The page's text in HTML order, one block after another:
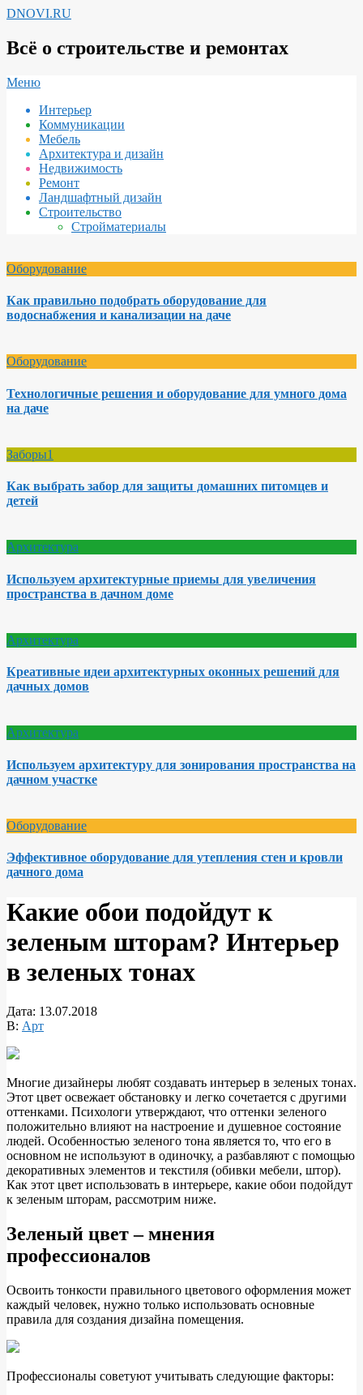
Перейти
содержимому
DNOVI.RU
Всё о строительстве и ремонтах
Вторичное
навигации
Меню
Интерьер
Коммуникации
Мебель
Архитектура и дизайн
Недвижимость
Ремонт
Ландшафтный дизайн
Строительство
Стройматериалы
Оборудование
Как правильно подобрать оборудование для
водоснабжения и канализации на даче
Оборудование
Технологичные решения и оборудование для умного дома
на даче
Заборы1
Как выбрать забор для защиты домашних питомцев и
детей
Архитектура
Используем архитектурные приемы для увеличения
пространства в дачном доме
Архитектура
Креативные идеи архитектурных оконных решений для
дачных домов
Архитектура
Используем архитектуру для зонирования пространства на
дачном участке
Оборудование
Эффективное оборудование для утепления стен и кровли
дачного дома
Какие обои подойдут к
зеленым шторам? Интерьер
в зеленых тонах
Дата: 13.07.2018
В: Арт
Многие дизайнеры любят создавать интерьер в зеленых тонах.
Этот цвет освежает обстановку и легко сочетается с другими
оттенками. Психологи утверждают, что оттенки зеленого
положительно влияют на настроение и душевное состояние
людей. Особенностью зеленого тона является то, что его в
основном не используют в одиночку, а разбавляют с помощью
декоративных элементов и текстиля (обивки мебели, штор).
Как этот цвет использовать в интерьере, какие обои подойдут
к зеленым шторам, рассмотрим ниже.
Зеленый цвет – мнения
профессионалов
Освоить тонкости правильного цветового оформления может
каждый человек, нужно только использовать основные
правила для создания дизайна помещения.
Профессионалы советуют учитывать следующие факторы: